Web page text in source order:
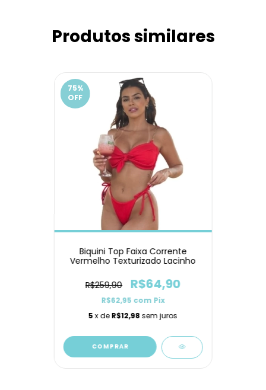
Produtos similares
75%
OFF
Biquini Top Faixa Corrente
Vermelho Texturizado Lacinho
R$259,90 R$64,90
R$62,95 com Pix
5 x deR$12,98 sem juros
COMPRAR